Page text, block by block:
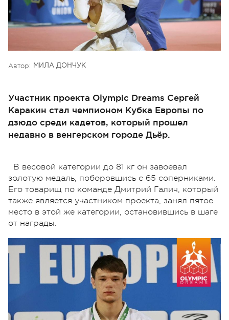
Автор: МИЛА ДОНЧУК
Участник проекта Olympic Dreams Сергей
Каракин стал чемпионом Кубка Европы по
дзюдо среди кадетов, который прошел
недавно в венгерском городе Дьёр.
В весовой категории до 81 кг он завоевал
золотую медаль, поборовшись с 65 соперниками.
Его товарищ по команде Дмитрий Галич, который
также является участником проекта, занял пятое
место в этой же категории, остановившись в шаге
от награды.